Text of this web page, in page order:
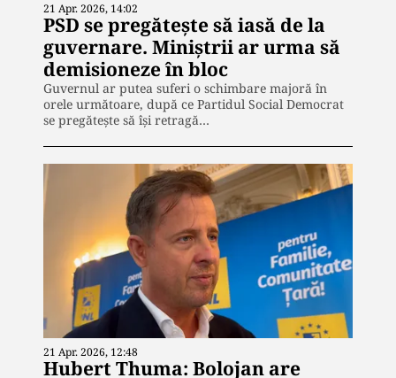
21 Apr. 2026, 14:02
PSD se pregătește să iasă de la
guvernare. Miniștrii ar urma să
demisioneze în bloc
Guvernul ar putea suferi o schimbare majoră în
orele următoare, după ce Partidul Social Democrat
se pregătește să își retragă…
21 Apr. 2026, 12:48
Hubert Thuma: Bolojan are